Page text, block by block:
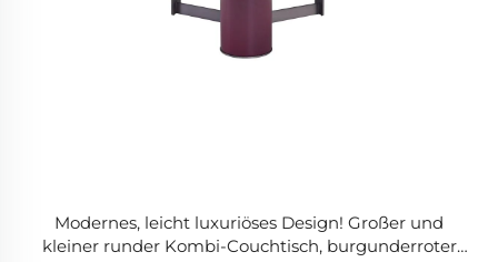
Modernes, leicht luxuriöses Design! Großer und
kleiner runder Kombi-Couchtisch, burgunderroter